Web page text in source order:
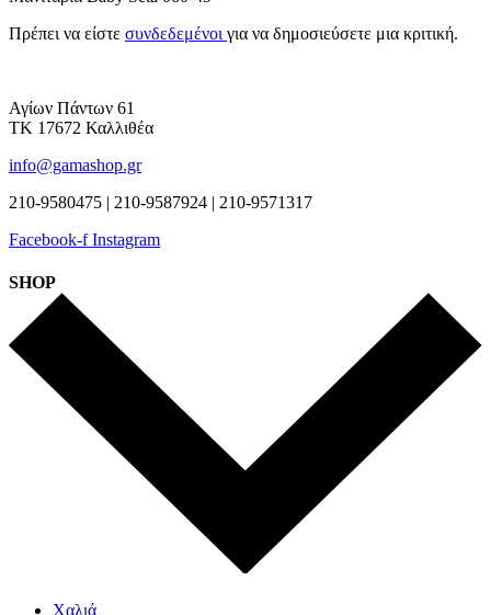
Πρέπει να είστε συνδεδεμένοι για να δημοσιεύσετε μια κριτική.
Αγίων Πάντων 61
ΤΚ 17672 Καλλιθέα
info@gamashop.gr
210-9580475 | 210-9587924 | 210-9571317
Facebook-f Instagram
SHOP
Χαλιά